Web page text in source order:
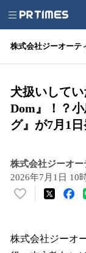
株式会社ジーオーテ
犬扱いして
Dom』！？
グ』が7月1日
株式会社ジーオー
2026年7月1日 10
い
！
株式会社ジーオ